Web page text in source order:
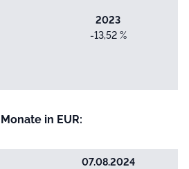
2023
-13,52 %
in EUR:
07.08.2024